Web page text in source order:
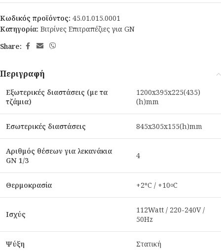
Κωδικός προϊόντος: 45.01.015.0001
Κατηγορία: Βιτρίνες Επιτραπέζιες για GN
Share:
Περιγραφή
Εξωτερικές διαστάσεις (με τα
τζάμια)
1200x395x225(435)
(h)mm
Εσωτερικές διαστάσεις 845x305x155(h)mm
Αριθμός θέσεων για λεκανάκια
GN 1/3
4
Θερμοκρασία +2ºC / +10οC
Ισχύς
112Watt / 220-240V /
50Hz
Ψύξη Στατική